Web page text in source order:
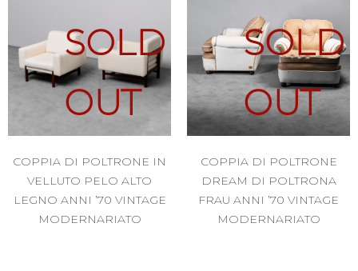
SOLD
OUT
COPPIA DI POLTRONE IN
VELLUTO PELO ALTO
LEGNO ANNI ’70 VINTAGE
MODERNARIATO
SOLD
OUT
COPPIA DI POLTRONE
DREAM DI POLTRONA
FRAU ANNI ’70 VINTAGE
MODERNARIATO